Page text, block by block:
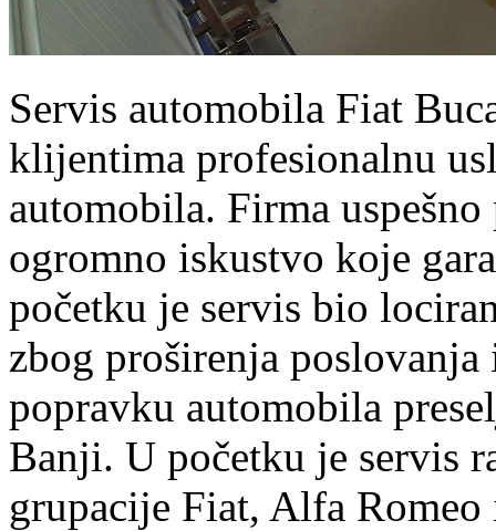
Servis automobila Fiat
klijentima profesionalnu
automobila. Firma
ogromno iskustvo koje
početku je servis bio
zbog proširenja poslovanja
popravku automobila
Banji. U početku je servis
grupacije Fiat, Alfa